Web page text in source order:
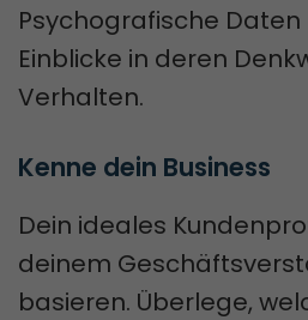
Psychografische
Einblicke in deren
Verhalten.
Kenne dein Business
Dein ideales
deinem
basieren. Überlege,